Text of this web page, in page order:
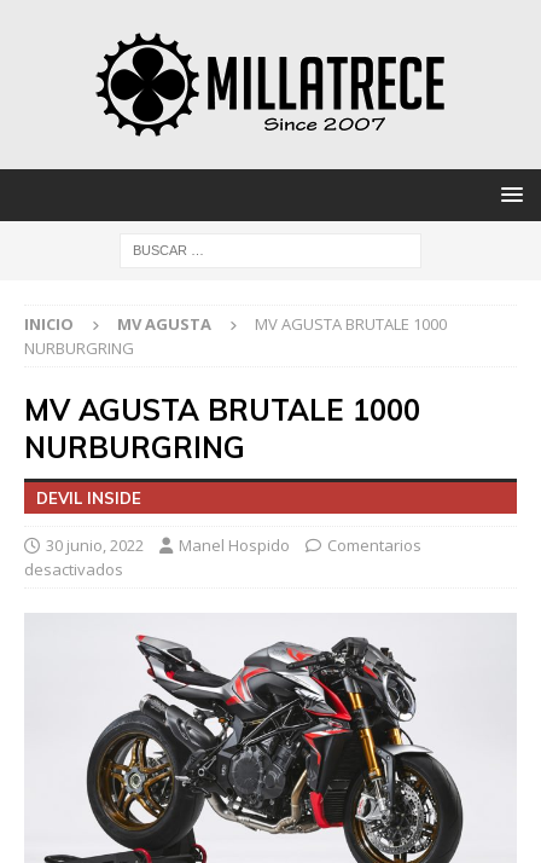
INICIO MV AGUSTA
MV AGUSTA BRUTALE 1000
NURBURGRING
MV AGUSTA BRUTALE 1000
NURBURGRING
DEVIL INSIDE
30 junio, 2022 Manel Hospido
Comentarios
desactivados